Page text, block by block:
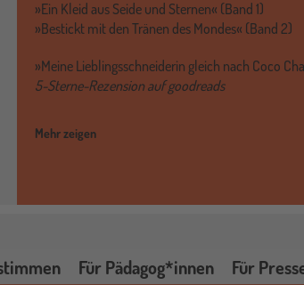
»Ein Kleid aus Seide und Sternen« (Band 1)
»Bestickt mit den Tränen des Mondes« (Band 2)
»Meine Lieblingsschneiderin gleich nach Coco
5-Sterne-Rezension auf goodreads
Mehr zeigen
Für Pädagog*innen Für